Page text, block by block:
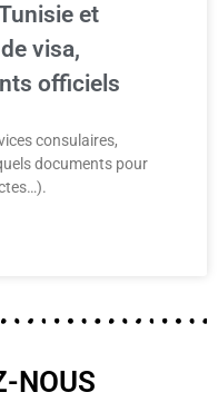
et
visa,
officiels
consulaires,
documents pour
NOUS